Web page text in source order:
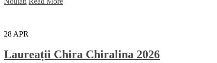
28 APR
Laureații Chira Chiralina 2026